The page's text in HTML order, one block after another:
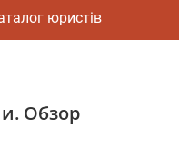
юристів
Обзор